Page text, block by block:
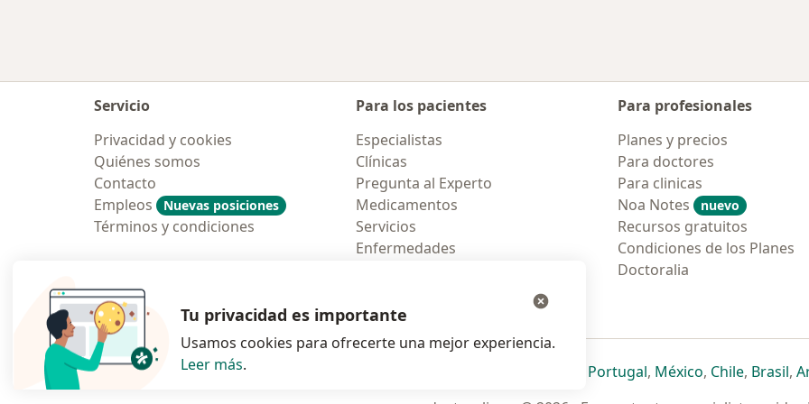
Servicio
Privacidad y cookies
Quiénes somos
Contacto
Empleos
Nuevas posiciones
Términos y condiciones
Para los pacientes
Especialistas
Clínicas
Pregunta al Experto
Medicamentos
Servicios
Enfermedades
Para profesionales
Planes y precios
Para doctores
Para clinicas
Noa Notes
nuevo
Recursos gratuitos
Condiciones de los Planes
Doctoralia
Polska se abre en una nueva pestaña
se abre en una nueva pestaña
se abre en una nueva pestaña
se abre en una nueva pestaña
Portugalse abre en una nueva
, Méxicose abre en una
, Chilese abre
, Brasilse
,
Tu privacidad es importante
Usamos cookies para ofrecerte una mejor experiencia.
Leer más.